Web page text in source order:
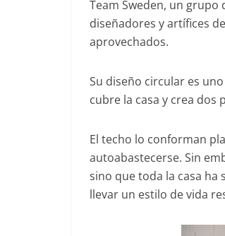
Team Sweden, un grupo
diseñadores y artífices
aprovechados.
Su diseño circular es
cubre la casa y crea dos
El techo lo conforman
autoabastecerse. Sin
sino que toda la casa
llevar un estilo de vida